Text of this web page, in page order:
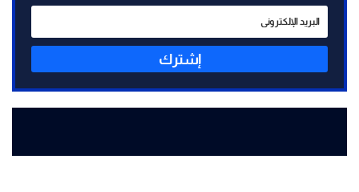
إشترك